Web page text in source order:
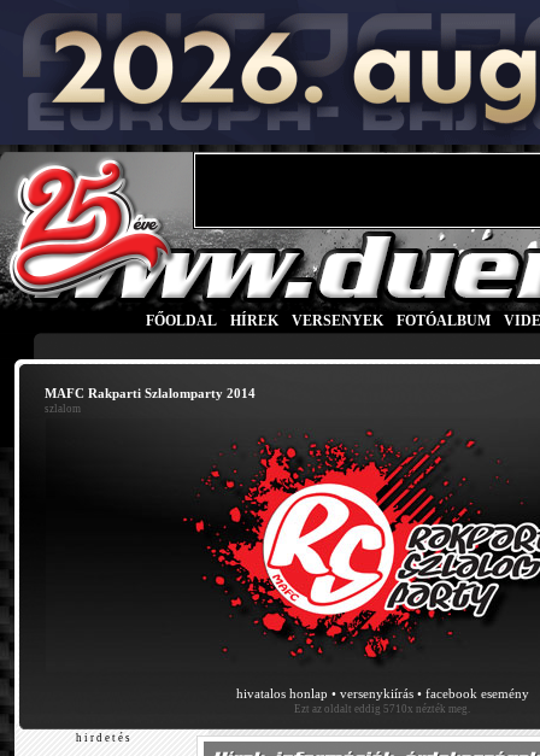
FŐOLDAL HÍREK VERSENYEK FOTÓALBUM
MAFC Rakparti Szlalomparty 2014
szlalom
hivatalos honlap • versenykiírás • facebook esemény
Ezt az oldalt eddig 5710x nézték meg.
h i r d e t é s